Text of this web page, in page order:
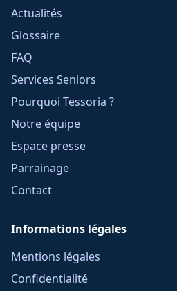
Actualités
Glossaire
FAQ
Services Seniors
Pourquoi Tessoria ?
Notre équipe
Espace presse
Parrainage
Contact
Informations légales
Mentions légales
Confidentialité